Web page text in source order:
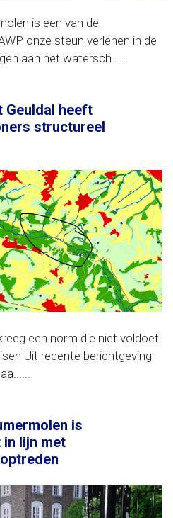
is een van de
onze steun verlenen in de
aan het watersch......
Geuldal heeft
structureel
een norm die niet voldoet
Uit recente berichtgeving
is
in lijn met